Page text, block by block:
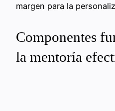
margen para la
Componentes
la mentoría